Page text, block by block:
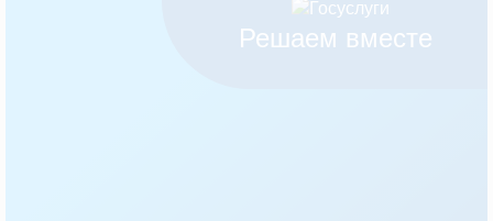
Решаем вместе